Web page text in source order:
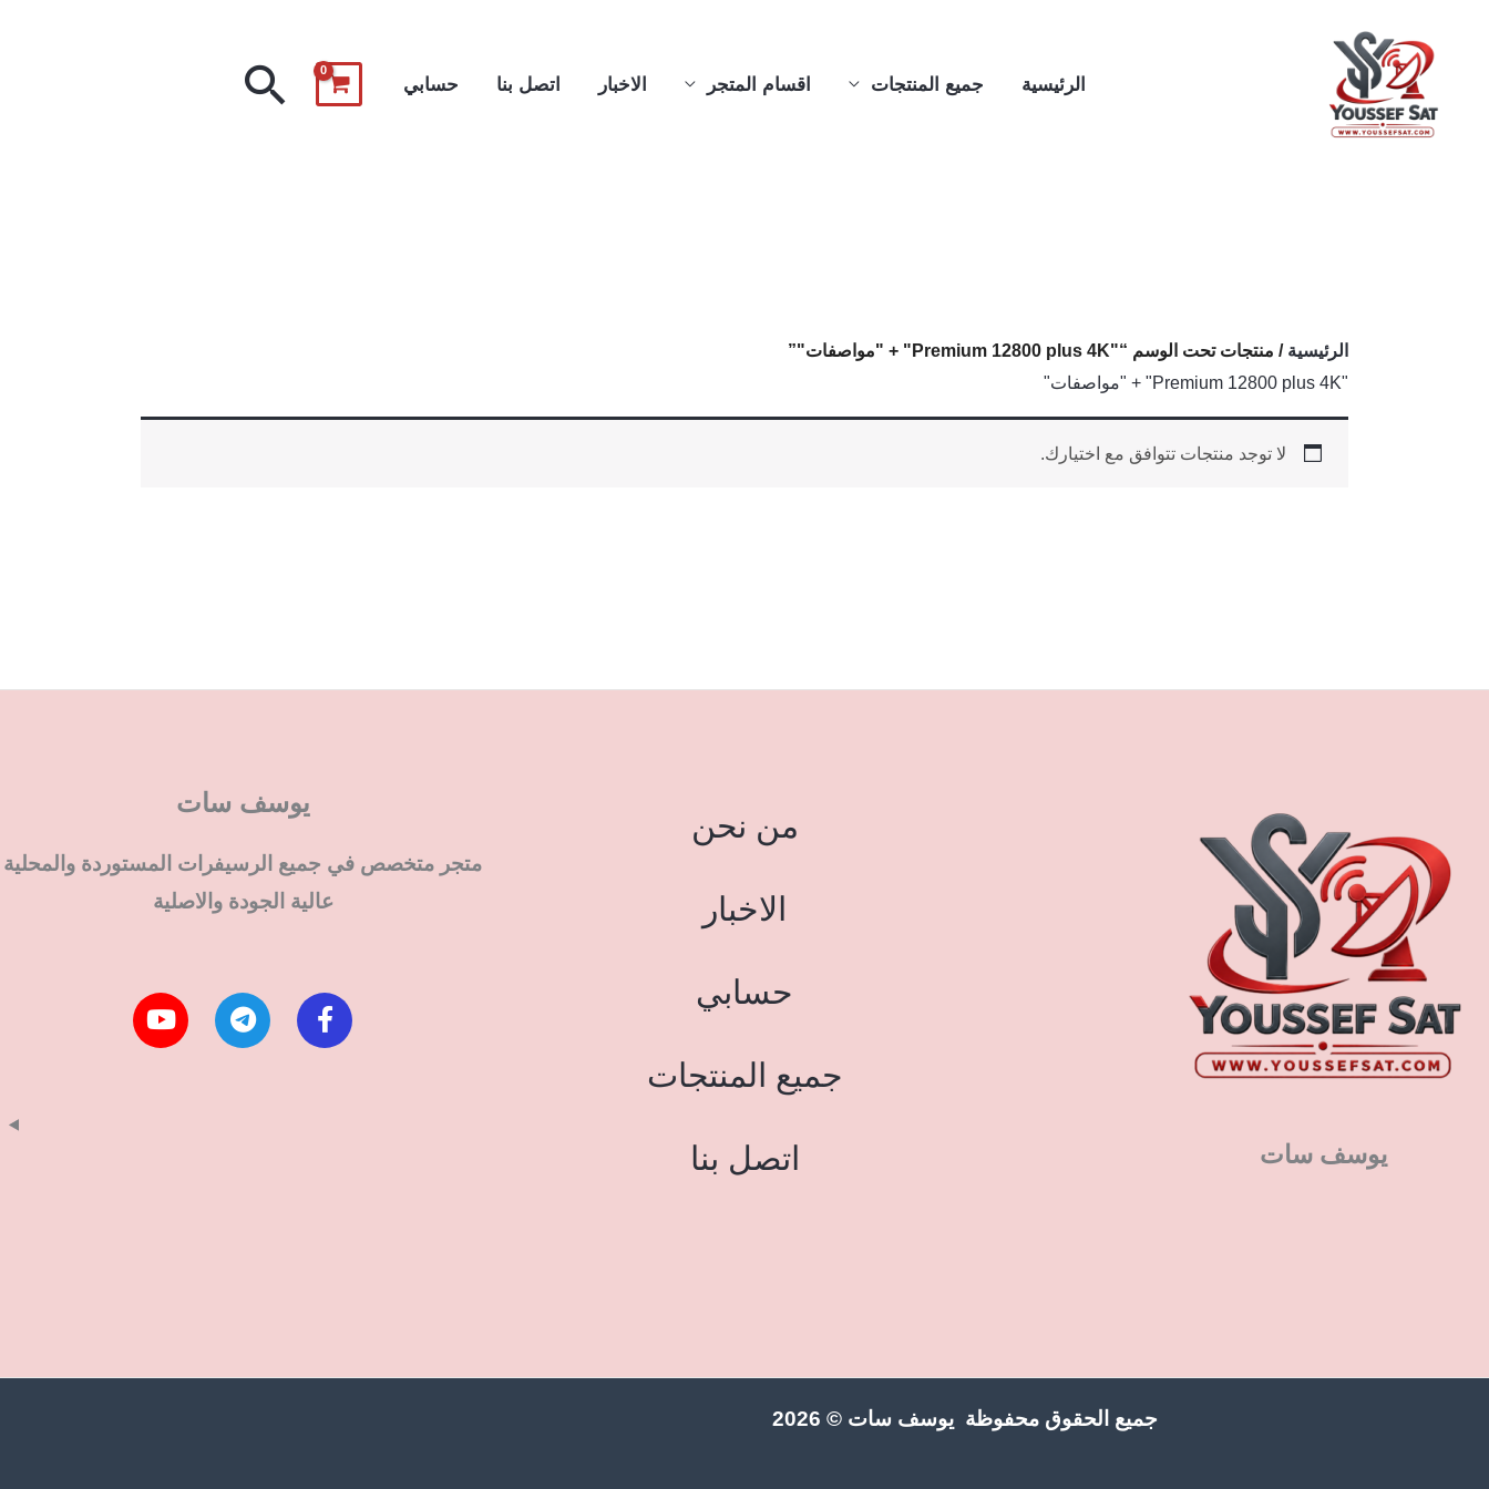
الرئيسية جميع المنتجات اقسام المتجر الاخبار اتصل بنا حسابي البحث
الرئيسية / منتجات تحت الوسم “"Premium 12800 plus 4K" + "مواصفات"”
"Premium 12800 plus 4K" + "مواصفات"
لا توجد منتجات تتوافق مع اختيارك.
يوسف سات
من نحن
الاخبار
حسابي
جميع المنتجات
اتصل بنا
يوسف سات
متجر متخصص في جميع الرسيفرات المستوردة والمحلية
عالية الجودة والاصلية
جميع الحقوق محفوظة يوسف سات © 2026